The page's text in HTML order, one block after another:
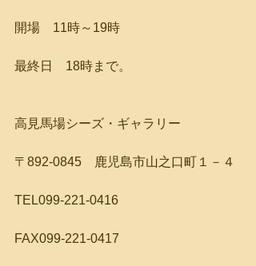
開場　11時～19時
最終日　18時まで。
高見馬場シーズ・ギャラリー
〒892-0845　鹿児島市山之口町１－４
TEL099-221-0416
FAX099-221-0417